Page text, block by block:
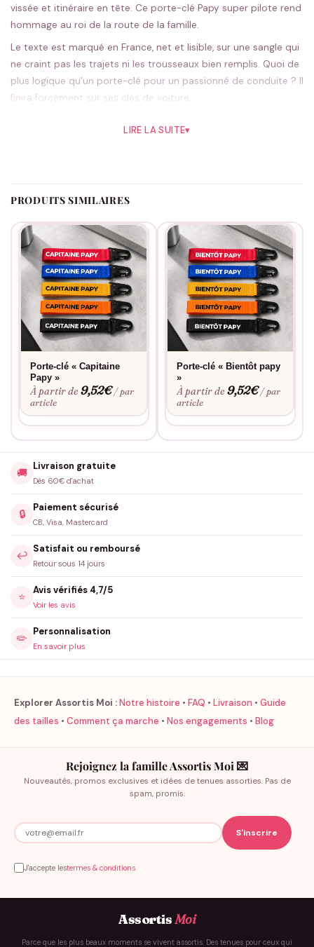
vissée et itinéraire en tête. Ce porte-clé Papy super pilote rend
hommage au roi de la route de la famille.
Le texte est marqué en France, net et lisible, sur une sangle qui
ne craint pas les trajets ni les trousseaux bien remplis. Quoi de
plus logique qu’un porte-clé pour un passionné de conduite ? Il
finira forcément sur ses clés de voiture.
impeccable en sobriété ; cinq teintes au choix. Chaque pièce
LIRE LA SUITE▾
PRODUITS SIMILAIRES
Porte-clé « Capitaine
Papy »
À partir de9,52€ / par
article
Porte-clé « Bientôt papy
»
À partir de9,52€ / par
article
🚚
Livraison gratuite
Dès 60€ d'achat
🔒
Paiement sécurisé
CB, Visa, Mastercard
↩️
Satisfait ou remboursé
Retour sous 14 jours
⭐
Avis vérifiés 4,7/5
Voir les avis
✏️
Personnalisation
En savoir plus
Explorer Assortis Moi :Notre histoire • FAQ • Livraison • Guide
des tailles • Comment ça marche • Nos engagements • Blog
Rejoignez la famille Assortis Moi 💌
Nouveautés, promos exclusives et idées de tenues assorties. Pas de
spam, promis.
J'accepte lestermes & conditions
AssortisMoi
Parce que les plus beaux moments se vivent assortis. Des tenues pour ceux qui